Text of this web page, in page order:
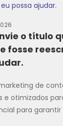
o título
fosse
de
otimizados
para